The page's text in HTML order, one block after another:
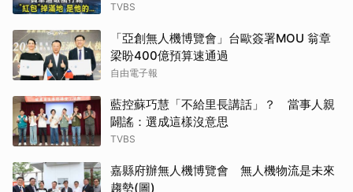
TVBS
「亞創無人機博覽會」台歐簽署MOU 翁章
梁盼400億預算速通過
自由電子報
藍控蘇巧慧「不給里長講話」？ 當事人親
闢謠：選成這樣沒意思
TVBS
嘉縣府辦無人機博覽會 無人機物流是未來
趨勢(圖)